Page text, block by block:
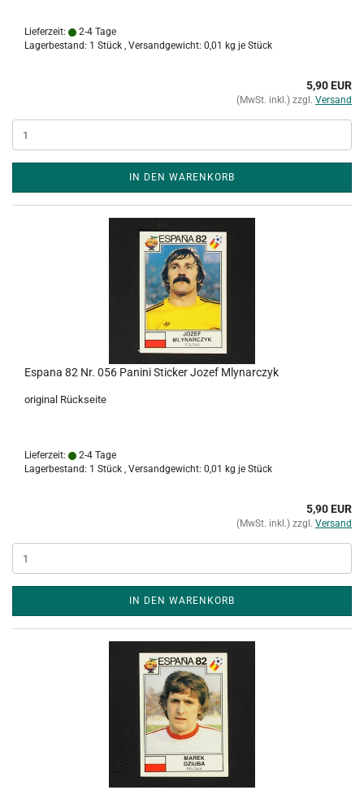
Lieferzeit:
2-4 Tage
Lagerbestand: 1 Stück , Versandgewicht: 0,01 kg je Stück
5,90 EUR
(MwSt. inkl.) zzgl. Versand
IN DEN WARENKORB
Espana 82 Nr. 056 Panini Sticker Jozef Mlynarczyk
original Rückseite
Lieferzeit:
2-4 Tage
Lagerbestand: 1 Stück , Versandgewicht: 0,01 kg je Stück
5,90 EUR
(MwSt. inkl.) zzgl. Versand
IN DEN WARENKORB